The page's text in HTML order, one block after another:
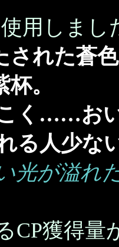
用しまし
された蒼
。
く……お
る人少な
光が溢れ
CP獲得量